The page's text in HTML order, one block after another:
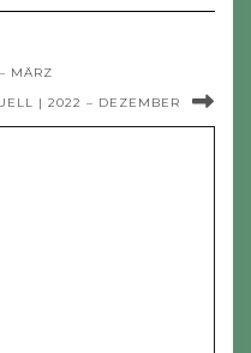
MÄRZ
| 2022 – DEZEMBER